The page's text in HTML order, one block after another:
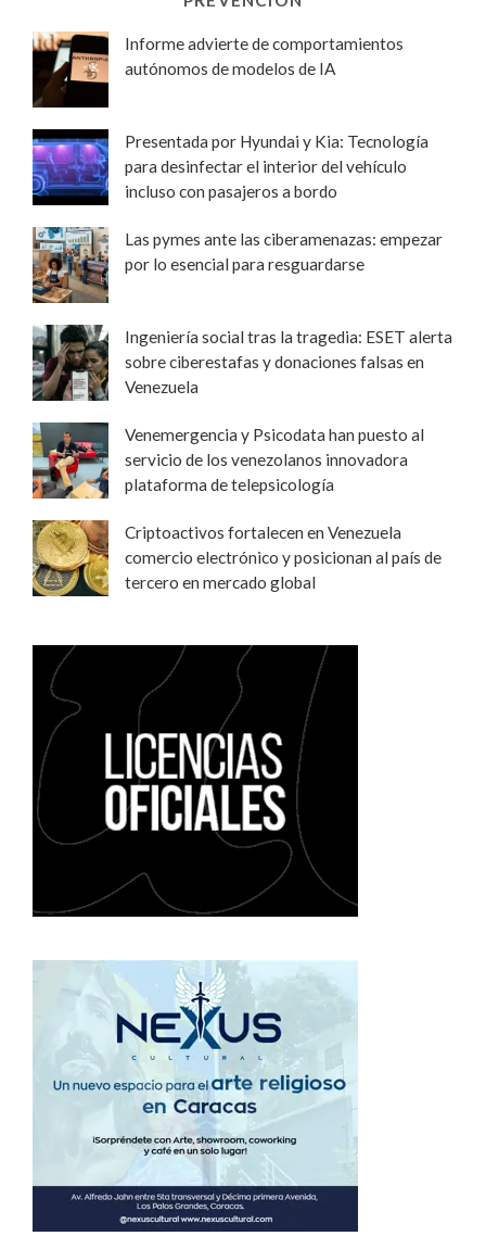
Informe advierte de comportamientos
autónomos de modelos de IA
Presentada por Hyundai y Kia: Tecnología
para desinfectar el interior del vehículo
incluso con pasajeros a bordo
Las pymes ante las ciberamenazas: empezar
por lo esencial para resguardarse
Ingeniería social tras la tragedia: ESET alerta
sobre ciberestafas y donaciones falsas en
Venezuela
Venemergencia y Psicodata han puesto al
servicio de los venezolanos innovadora
plataforma de telepsicología
Criptoactivos fortalecen en Venezuela
comercio electrónico y posicionan al país de
tercero en mercado global